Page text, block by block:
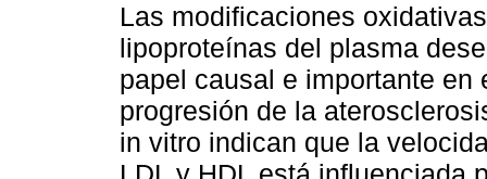
Las modificaciones
lipoproteínas del plasma
papel causal e importante en
progresión de la
in vitro indican que la